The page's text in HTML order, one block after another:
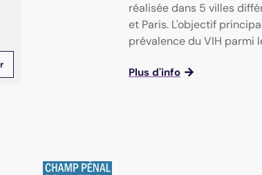
réalisée dans 5 villes
et Paris. L'objectif
prévalence du VIH parmi
Plus d'info